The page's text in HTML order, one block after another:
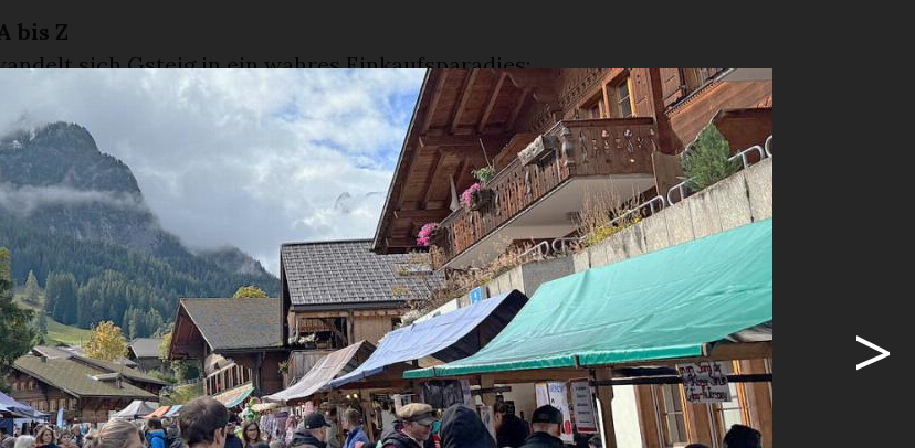
bis Z
sich Gsteig in ein wahres Einkaufsparadies:
war an den zahlreichen Marktständen
Herz begehrt. Trotz frischer Temperaturen am
Abend war die Stimmung bestens – weder
Standbetreiber:innen liessen sich von diesen
Start in den Märettag sorgte die Dorforganisation
Willkommensgruss: Kaffee und Gipfeli wurden
für die Gäste als auch als Dankeschön für die
Spass und Unterhaltung
>